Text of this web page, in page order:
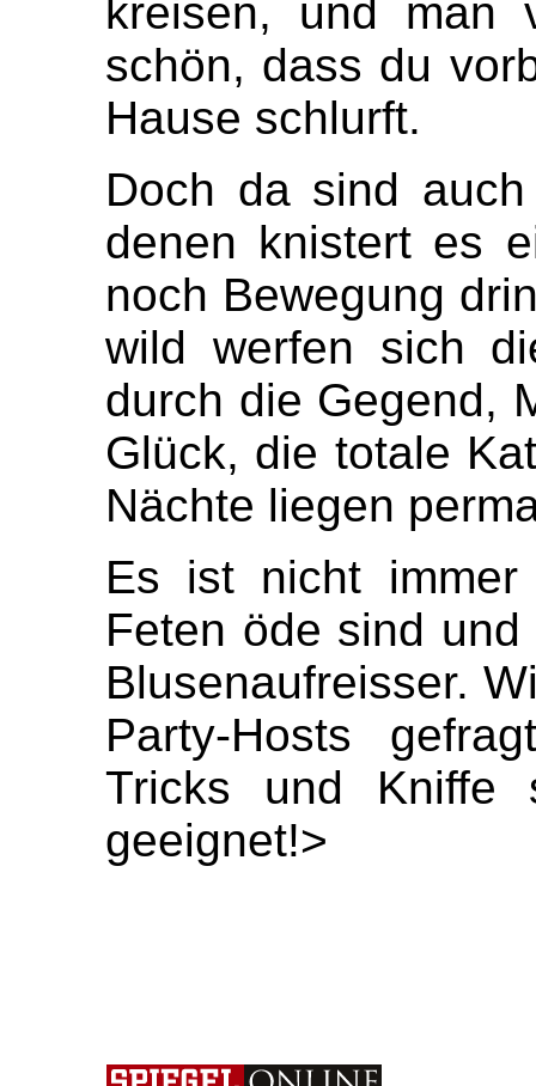
kreisen, und man
schön, dass du
Hause schlurft.
Doch da sind
denen knistert es
noch Bewegung
wild werfen sich
durch die Gegend,
Glück, die totale
Nächte liegen
Es ist nicht immer
Feten öde sind
Blusenaufreisser.
Party-Hosts
Tricks und Kniffe
geeignet!>